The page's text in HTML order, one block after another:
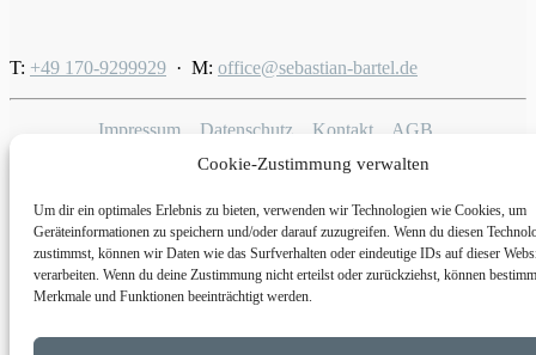
Cookie-Zustimmung verwalten
Um dir ein optimales Erlebnis zu bieten, verwenden wir Technologien wie Cookies, um
Geräteinformationen zu speichern und/oder darauf zuzugreifen. Wenn du diesen
zustimmst, können wir Daten wie das Surfverhalten oder eindeutige IDs auf dieser
verarbeiten. Wenn du deine Zustimmung nicht erteilst oder zurückziehst, können
Merkmale und Funktionen beeinträchtigt werden.
T: +49 170-9299929 · M: office@sebastian-bartel.de
Impressum. Datenschutz. Kontakt.
AGB.
© 2026 Sebastian Bartel. All rights reserved
Privacy Preference Center
Privacy Preferences